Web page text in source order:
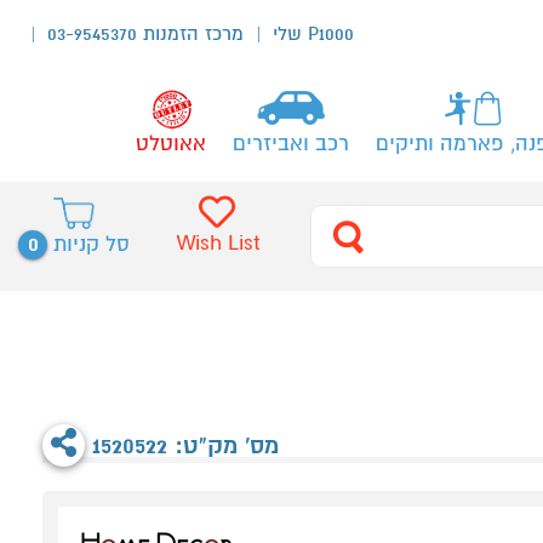
P1000 שלי מרכז הזמנות 03-9545370
פארמה ותיקים רכב ואביזרים אאוטלט
סל קניות 0 Wish List
מס' מק"ט: 1520522